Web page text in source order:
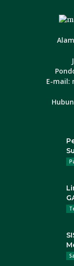
E-mail: